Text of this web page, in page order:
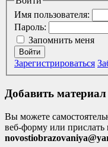
Имя пользователя:
Пароль:
Запомнить меня
Войти
Зарегистрироваться
Добавить материал
Вы можете
веб-форму или прислать